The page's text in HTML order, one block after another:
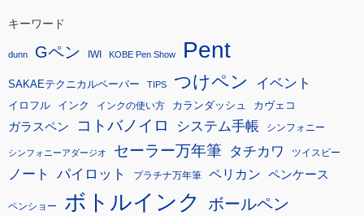
キーワード
dunn Gペン IWI KOBE Pen Show Pent
SAKAEテクニカルペーパー TIPS つけペン イベント
イロフル インク インクの使い方 カランダッシュ カヴェコ
ガラスペン コトバノイロ システム手帳 シンフォニー
シンフォニーアダージオ セーラー万年筆 タチカワ ツイスビー
ノート パイロット プラチナ万年筆 ペリカン ペンケース
ペンショー ボトルインク ボールペン